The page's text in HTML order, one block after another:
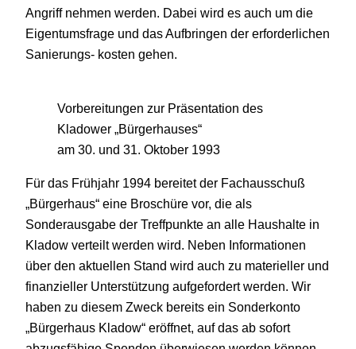
Angriff nehmen werden. Dabei wird es auch um die
Eigentumsfrage und das Aufbringen der erforderlichen
Sanierungs- kosten gehen.
Vorbereitungen zur Präsentation des
Kladower „Bürgerhauses“
am 30. und 31. Oktober 1993
Für das Frühjahr 1994 bereitet der Fachausschuß
„Bürgerhaus“ eine Broschüre vor, die als
Sonderausgabe der Treffpunkte an alle Haushalte in
Kladow verteilt werden wird. Neben Informationen
über den aktuellen Stand wird auch zu materieller und
finanzieller Unterstützung aufgefordert werden. Wir
haben zu diesem Zweck bereits ein Sonderkonto
„Bürgerhaus Kladow“ eröffnet, auf das ab sofort